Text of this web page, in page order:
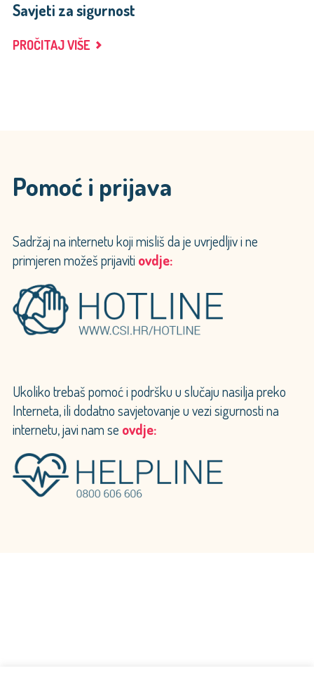
Savjeti za sigurnost
PROČITAJ VIŠE "SAVJETI
Pomoć i prijava
Sadržaj na internetu koji misliš da je uvrjedljiv i ne
primjeren možeš prijaviti ovdje:
Ukoliko trebaš pomoć i podršku u slučaju nasilja preko
Interneta, ili dodatno savjetovanje u vezi sigurnosti na
internetu, javi nam se ovdje: